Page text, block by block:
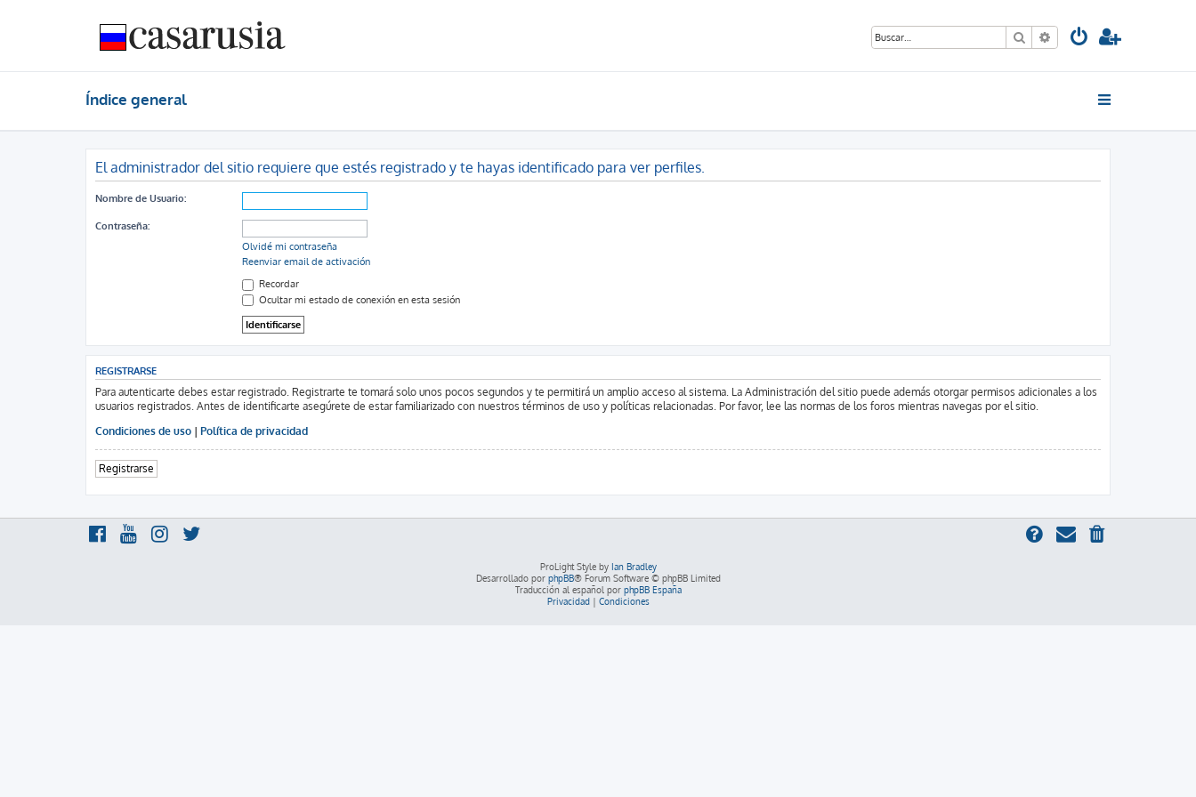
Buscar Búsqueda avanzada
Índice general
El administrador del sitio requiere que estés registrado y te hayas identificado para ver perfiles.
Nombre de Usuario:
Contraseña:
Olvidé mi contraseña
Reenviar email de activación
Recordar
Ocultar mi estado de conexión en esta sesión
REGISTRARSE
Para autenticarte debes estar registrado. Registrarte te tomará solo unos pocos segundos y te permitirá un amplio acceso al sistema. La Administración del sitio puede además otorgar permisos adicionales a los
usuarios registrados. Antes de identificarte asegúrete de estar familiarizado con nuestros términos de uso y políticas relacionadas. Por favor, lee las normas de los foros mientras navegas por el sitio.
Condiciones de uso | Política de privacidad
Registrarse
ProLight Style by Ian Bradley
Desarrollado por phpBB® Forum Software © phpBB Limited
Traducción al español por phpBB España
Privacidad| Condiciones